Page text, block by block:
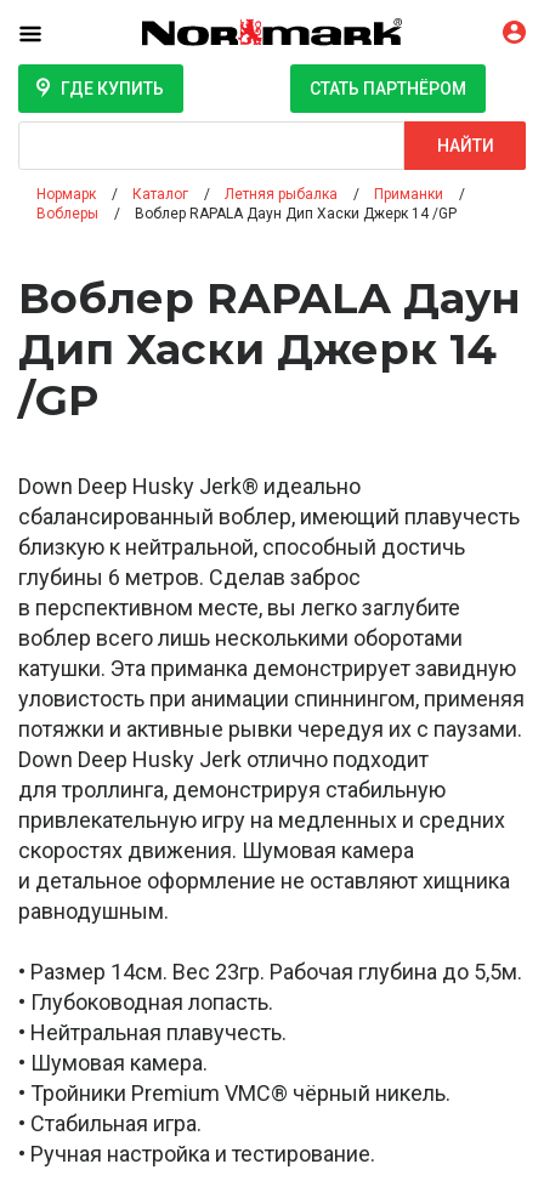
ГДЕ КУПИТЬ СТАТЬ ПАРТНЁРОМ
НАЙТИ
Нормарк Каталог Летняя рыбалка
Приманки
Воблеры
Воблер RAPALA Даун Дип Хаски Джерк 14 /GP
Воблер RAPALA Даун
Дип Хаски Джерк 14
/GP
Down Deep Husky Jerk® идеально
сбалансированный воблер, имеющий плавучесть
близкую к нейтральной, способный достичь
глубины 6 метров. Сделав заброс
в перспективном месте, вы легко заглубите
воблер всего лишь несколькими оборотами
катушки. Эта приманка демонстрирует завидную
уловистость при анимации спиннингом, применяя
потяжки и активные рывки чередуя их с паузами.
Down Deep Husky Jerk отлично подходит
для троллинга, демонстрируя стабильную
привлекательную игру на медленных и средних
скоростях движения. Шумовая камера
и детальное оформление не оставляют хищника
равнодушным.
• Размер 14см. Вес 23гр. Рабочая глубина до 5,5м.
• Глубоководная лопасть.
• Нейтральная плавучесть.
• Шумовая камера.
• Тройники Premium VMC® чёрный никель.
• Стабильная игра.
• Ручная настройка и тестирование.